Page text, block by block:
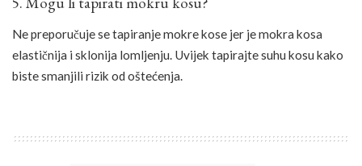
Ne preporučuje se tapiranje mokre kose jer je mokra kosa
elastičnija i sklonija lomljenju. Uvijek tapirajte suhu kosu kako
biste smanjili rizik od oštećenja.